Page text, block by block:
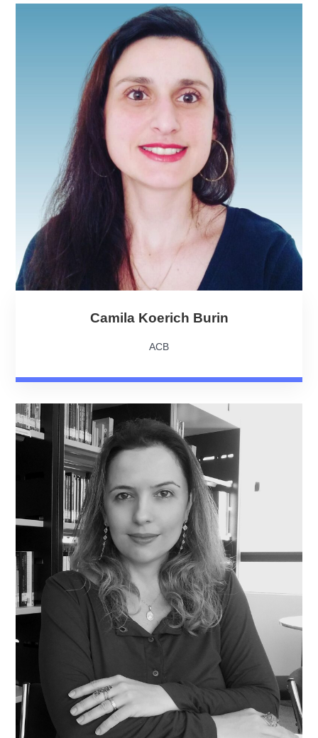
Camila Koerich Burin
ACB